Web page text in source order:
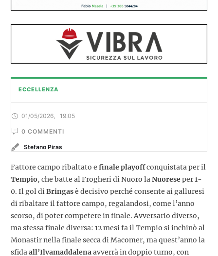
ECCELLENZA
01/05/2026 19:05
0 COMMENTI
Stefano Piras
Fattore campo ribaltato e finale playoffconquistata per il
Tempio, che batte al Frogheri di Nuoro laNuoreseper 1-
0. Il gol diBringasè decisivo perché consente ai galluresi
di ribaltare il fattore campo, regalandosi, come l’anno
scorso, di poter competere in finale. Avversario diverso,
ma stessa finale diversa: 12 mesi fa il Tempio si inchinò al
Monastir nella finale secca di Macomer, ma quest’anno la
sfidaall’Ilvamaddalenaavverrà in doppio turno, con